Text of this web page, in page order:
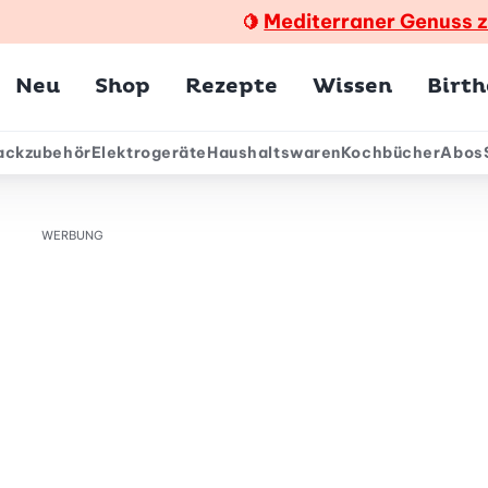
🍋 Mediterraner Genuss
Neu Shop Rezepte Wissen
ElektrogeräteHaushaltswarenKochbücherAbos
WERBUNG